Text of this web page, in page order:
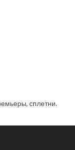
сплетни.